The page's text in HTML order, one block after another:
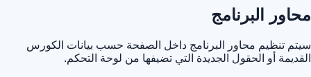
محاور البرنامج
سيتم تنظيم محاور البرنامج داخل الصفحة حسب بيانات الكورس
القديمة أو الحقول الجديدة التي تضيفها من لوحة التحكم.